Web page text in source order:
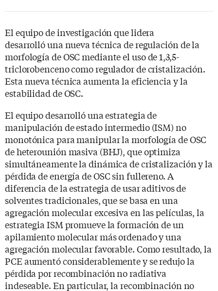
El equipo de investigación que lidera
desarrolló una nueva técnica de regulación de la
morfología de OSC mediante el uso de 1,3,5-
triclorobenceno como regulador de cristalización.
Esta nueva técnica aumenta la eficiencia y la
estabilidad de OSC.
El equipo desarrolló una estrategia de
manipulación de estado intermedio (ISM) no
monotónica para manipular la morfología de OSC
de heterounión masiva (BHJ), que optimiza
simultáneamente la dinámica de cristalización y la
pérdida de energía de OSC sin fullereno. A
diferencia de la estrategia de usar aditivos de
solventes tradicionales, que se basa en una
agregación molecular excesiva en las películas, la
estrategia ISM promueve la formación de un
apilamiento molecular más ordenado y una
agregación molecular favorable. Como resultado, la
PCE aumentó considerablemente y se redujo la
pérdida por recombinación no radiativa
indeseable. En particular, la recombinación no